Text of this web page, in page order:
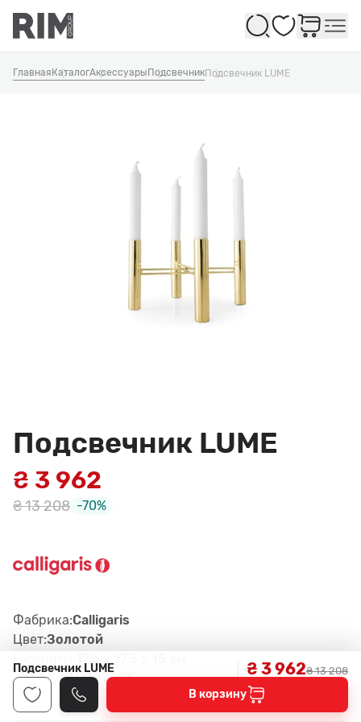
Избранное
Главная КаталогАксессуары ПодсвечникПодсвечник LUME
Подсвечник LUME
₴ 3 962
₴ 13 208 -70%
Фабрика:Calligaris
Цвет:Золотой
Артикул:M7197001
Подсвечник LUME ₴ 3 962₴ 13 208
В корзину